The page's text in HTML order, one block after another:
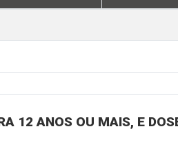
12 ANOS OU MAIS, E